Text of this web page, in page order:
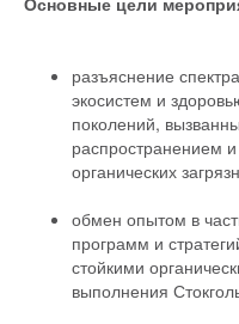
разъяснение
экосистем и
поколений,
распространением
органических
обмен опытом в
программ и
стойкими
выполнения